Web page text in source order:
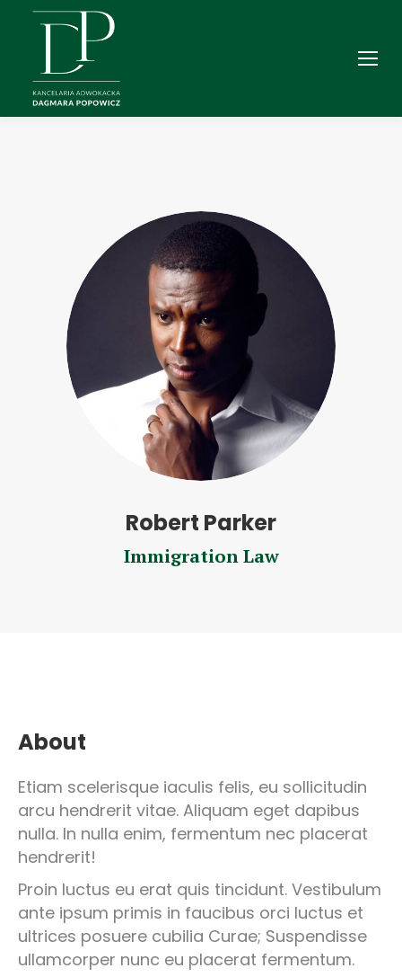
Robert Parker
Immigration Law
About
Etiam scelerisque iaculis felis, eu sollicitudin
arcu hendrerit vitae. Aliquam eget dapibus
nulla. In nulla enim, fermentum nec placerat
hendrerit!
Proin luctus eu erat quis tincidunt. Vestibulum
ante ipsum primis in faucibus orci luctus et
ultrices posuere cubilia Curae; Suspendisse
ullamcorper nunc eu placerat fermentum.